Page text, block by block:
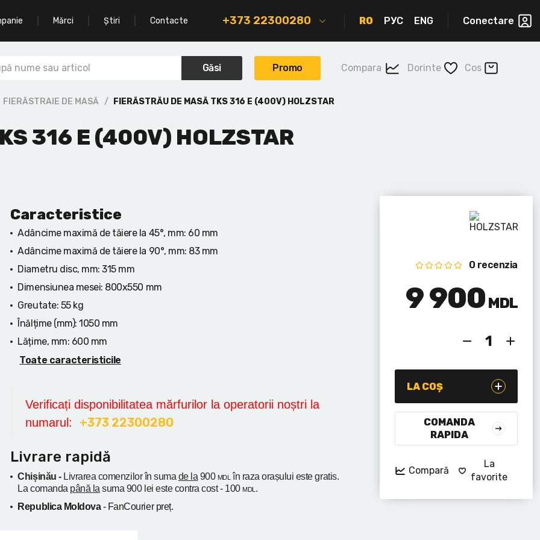
Mărci Știri Contacte +373 22300280 RO РУС ENG Conectare
Găsi Promo Compara Dorinte Cos
FIERĂSTRAIE DE MASĂ FIERĂSTRĂU DE MASĂ TKS 316 E (400V) HOLZSTAR
316 E (400V) HOLZSTAR
Caracteristice
Adâncime maximă de tăiere la 45°, mm: 60 mm
Adâncime maximă de tăiere la 90°, mm: 83 mm
Diametru disc, mm: 315 mm
Dimensiunea mesei: 800x550 mm
Greutate: 55 kg
Înălțime (mm): 1050 mm
Lățime, mm: 600 mm
Toate caracteristicile
Verificați disponibilitatea mărfurilor la operatorii noștri la
numarul: +373 22300280
Livrare rapidă
Chișinău - Livrarea comenzilor în suma de la 900 MDL în raza orașului este gratis.
La comanda până la suma 900 lei este contra cost - 100 MDL .
Republica Moldova- FanCourier preț.
0 recenzia
9 900 MDL
LA COȘ
COMANDA
RAPIDA
Compară
La
favorite